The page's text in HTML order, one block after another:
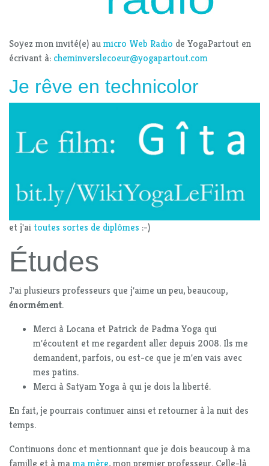
Soyez mon invité(e) aumicro Web Radio de YogaPartout en
écrivant à: cheminverslecoeur@yogapartout.com
Je rêve en technicolor
et j'aitoutes sortes de diplômes :-)
Études
J'ai plusieurs professeurs que j'aime un peu, beaucoup,
énormément.
Merci à Locana et Patrick de Padma Yoga qui
m'écoutent et me regardent aller depuis 2008. Ils me
demandent, parfois, ou est-ce que je m'en vais avec
mes patins.
Merci à Satyam Yoga à qui je dois la liberté.
En fait, je pourrais continuer ainsi et retourner à la nuit des
temps.
Continuons donc et mentionnant que je dois beaucoup à ma